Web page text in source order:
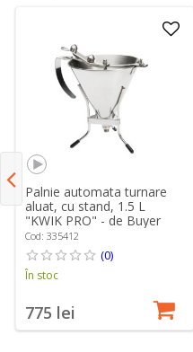
Palnie automata turnare
aluat, cu stand, 1.5 L
"KWIK PRO" - de Buyer
Cod: 335412
(0)
În stoc
775 lei